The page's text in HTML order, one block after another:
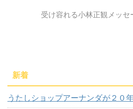
受け容れる小林正観メッセ
新着
うたしショップアーナンダが２０